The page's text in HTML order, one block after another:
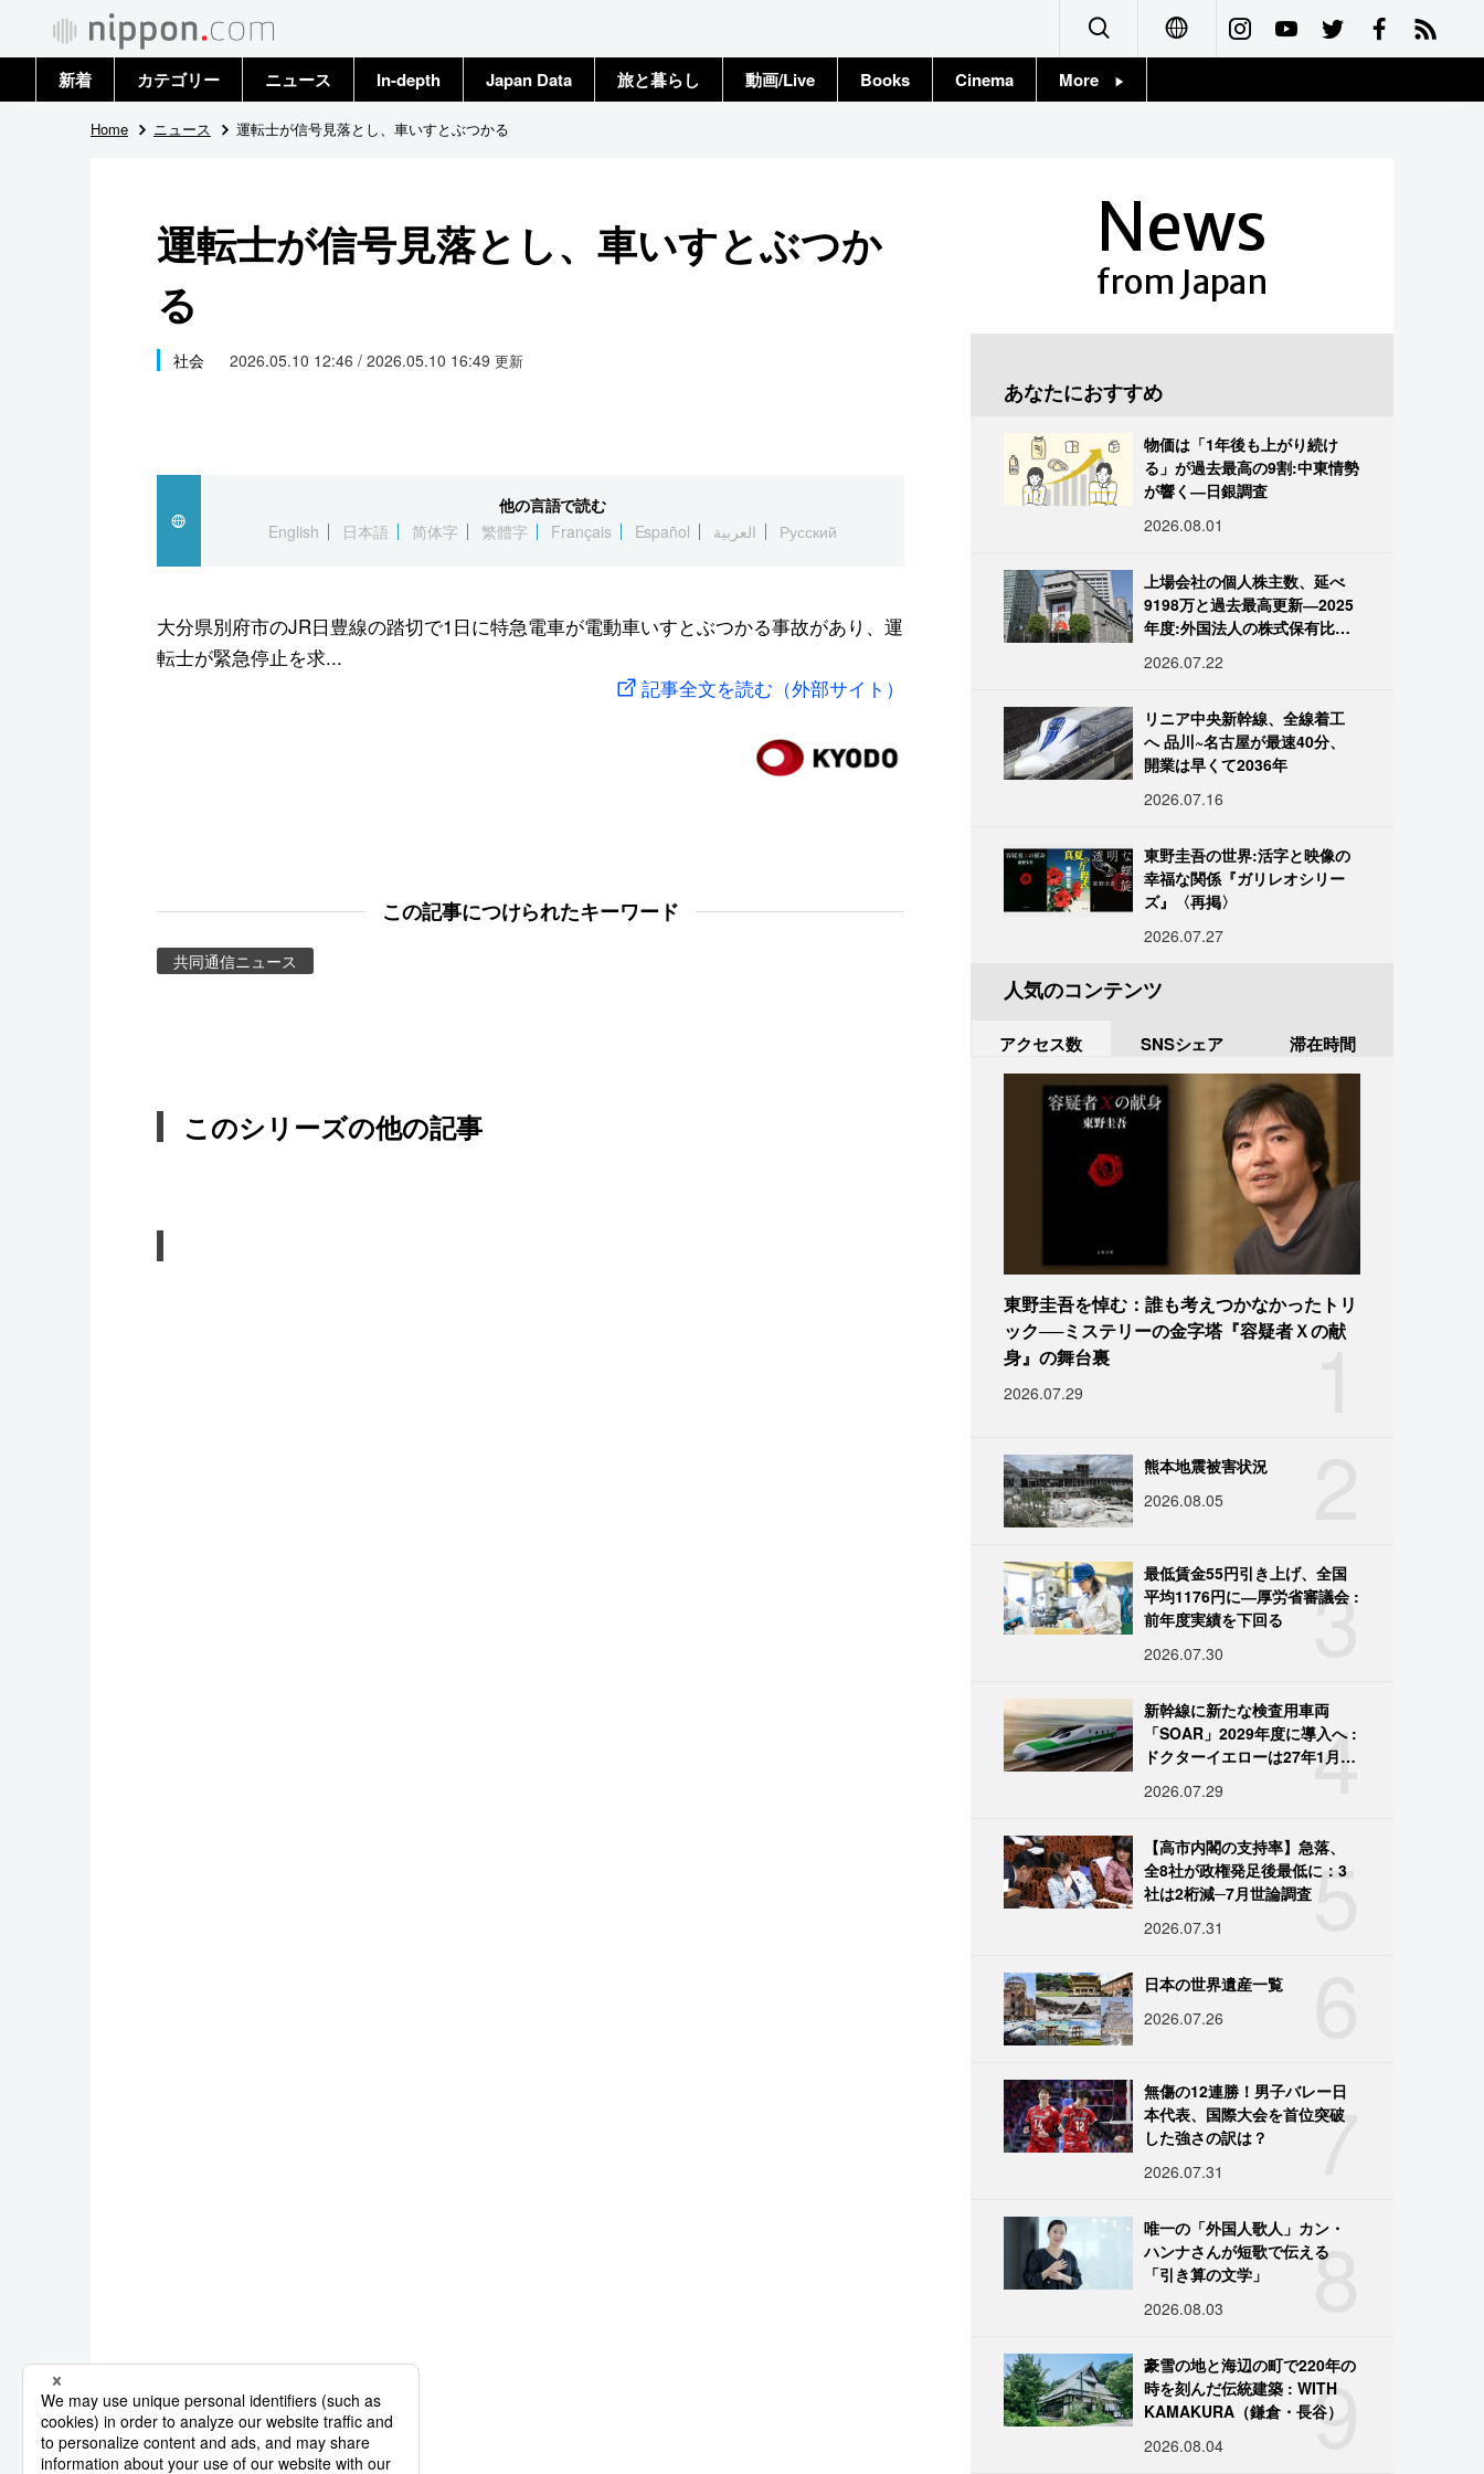
Français
新着 カテゴリー
政治・外交
国際
社会
文化
スポーツ・東京2020
ニュース
トップ
In-depth Japan Data 旅と暮らし 動画/Live Books Cinema More
Home ニュース 運転士が信号見落とし、車いすとぶつかる
運転士が信号見落とし、車いすとぶつか
る
社会 2026.05.10 12:46 / 2026.05.10 16:49 更新
他の言語で読む
English
日本語 简体字 繁體字 Français Español العربية Русский
大分県別府市のJR日豊線の踏切で1日に特急電車が電動車いすとぶつかる事故があり、運
転士が緊急停止を求...
記事全文を読む（外部サイト）
この記事につけられたキーワード
共同通信ニュース
このシリーズの他の記事
News
from Japan
あなたにおすすめ
物価は「1年後も上がり続け
る」が過去最高の9割:中東情勢
が響く―日銀調査
2026.08.01
上場会社の個人株主数、延べ
9198万と過去最高更新―2025
年度:外国法人の株式保有比率
2026.07.22
リニア中央新幹線、全線着工
へ 品川~名古屋が最速40分、
開業は早くて2036年
2026.07.16
東野圭吾の世界:活字と映像の
幸福な関係『ガリレオシリー
ズ』〈再掲〉
2026.07.27
人気のコンテンツ
アクセス数 SNSシェア 滞在時間
1
東野圭吾を悼む：誰も考えつかなかったトリ
ック──ミステリーの金字塔『容疑者Ｘの献
身』の舞台裏
2026.07.29
熊本地震被害状況
2026.08.05
3
最低賃金55円引き上げ、全国
平均1176円に―厚労省審議会 :
前年度実績を下回る
2026.07.30
4
新幹線に新たな検査用車両
「SOAR」2029年度に導入へ :
ドクターイエローは27年1月に
2026.07.29
5
【高市内閣の支持率】急落、
全8社が政権発足後最低に：3
社は2桁減─7月世論調査
2026.07.31
日本の世界遺産一覧
2026.07.26
7
無傷の12連勝！男子バレー日
本代表、国際大会を首位突破
した強さの訳は？
2026.07.31
8
唯一の「外国人歌人」カン・
ハンナさんが短歌で伝える
「引き算の文学」
2026.08.03
9
豪雪の地と海辺の町で220年の
時を刻んだ伝統建築 : WITH
KAMAKURA（鎌倉・長谷）
2026.08.04